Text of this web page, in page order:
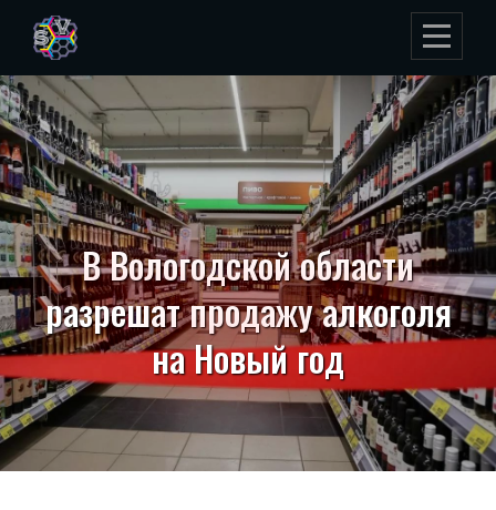
content
В Вологодской области
разрешат продажу алкоголя
на Новый год